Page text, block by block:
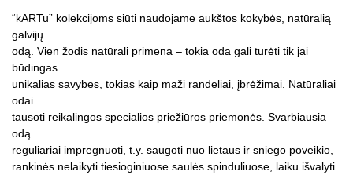
“kARTu” kolekcijoms siūti naudojame aukštos kokybės, natūralią
galvijų
odą. Vien žodis natūrali primena – tokia oda gali turėti tik jai
būdingas
unikalias savybes, tokias kaip maži randeliai, įbrėžimai. Natūraliai
odai
tausoti reikalingos specialios priežiūros priemonės. Svarbiausia –
odą
reguliariai impregnuoti, t.y. saugoti nuo lietaus ir sniego poveikio,
rankinės nelaikyti tiesioginiuose saulės spinduliuose, laiku išvalyti